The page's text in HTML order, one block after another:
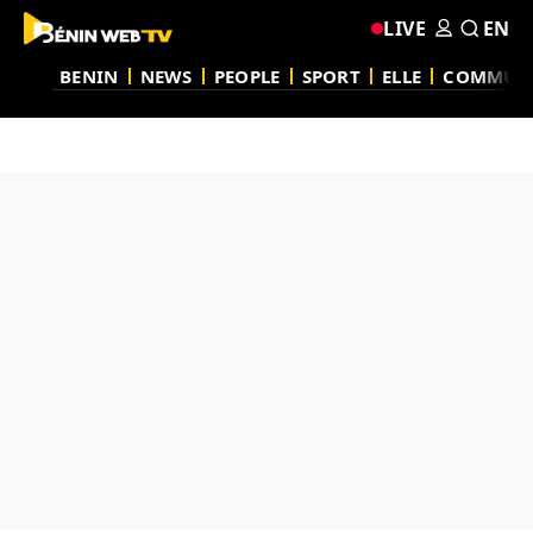
BENIN NEWS PEOPLE SPORT ELLE
LIVE EN